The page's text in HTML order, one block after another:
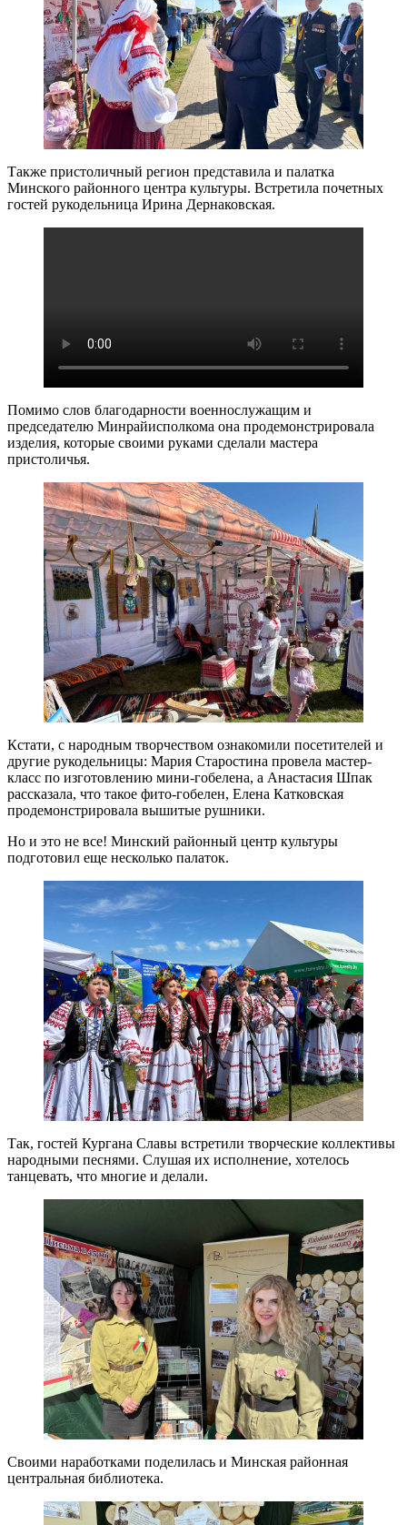
Также пристоличный регион представила и палатка
Минского районного центра культуры. Встретила почетных
гостей рукодельница Ирина Дернаковская.
Помимо слов благодарности военнослужащим и
председателю Минрайисполкома она продемонстрировала
изделия, которые своими руками сделали мастера
пристоличья.
Кстати, с народным творчеством ознакомили посетителей и
другие рукодельницы: Мария Старостина провела мастер-
класс по изготовлению мини-гобелена, а Анастасия Шпак
рассказала, что такое фито-гобелен, Елена Катковская
продемонстрировала вышитые рушники.
Но и это не все! Минский районный центр культуры
подготовил еще несколько палаток.
Так, гостей Кургана Славы встретили творческие коллективы
народными песнями. Слушая их исполнение, хотелось
танцевать, что многие и делали.
Своими наработками поделилась и Минская районная
центральная библиотека.